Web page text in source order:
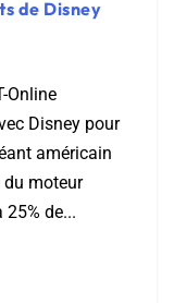
de Disney
Online
Disney pour
américain
moteur
25% de...